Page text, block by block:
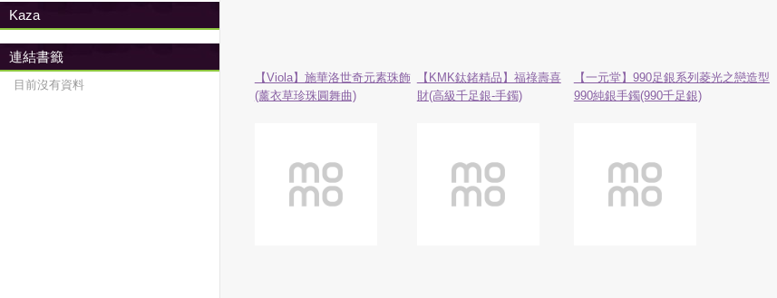
【Viola】施華洛世奇元素珠飾
(薰衣草珍珠圓舞曲)
【KMK鈦鍺精品】福祿壽喜
財(高級千足銀-手鐲)
【一元堂】990足銀系列菱光之戀造型
990純銀手鐲(990千足銀)
Kaza
連結書籤
目前沒有資料